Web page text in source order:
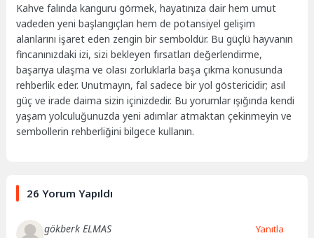
Kahve falında kanguru görmek, hayatınıza dair hem umut
vadeden yeni başlangıçları hem de potansiyel gelişim
alanlarını işaret eden zengin bir semboldür. Bu güçlü hayvanın
fincanınızdaki izi, sizi bekleyen fırsatları değerlendirme,
başarıya ulaşma ve olası zorluklarla başa çıkma konusunda
rehberlik eder. Unutmayın, fal sadece bir yol göstericidir; asıl
güç ve irade daima sizin içinizdedir. Bu yorumlar ışığında kendi
yaşam yolculuğunuzda yeni adımlar atmaktan çekinmeyin ve
sembollerin rehberliğini bilgece kullanın.
26 Yorum Yapıldı
gökberk ELMAS Yanıtla